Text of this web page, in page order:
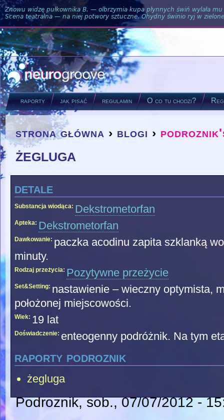
Znowu widzę pułkownika B. — olbrzymia kupa płynnych świń wylała
Scena teatralna — na niej potwory sztuczne. Ohydny świnio ryj w
raporty jak pisać regulamin O co tu chodzi?
you are here
strona główna › blogi ›
żegluga
detale
Substancja wiodąca: Dekstrometorfan
Apteka: Dekstrometorfan
Dawkowanie: paczka acodinu zapita szklanką
minuty.
Rodzaj przeżycia: Pozytywne przeżycie
Set&Setting: nastawienie – wieczny optymista,
położonej miejscowości.
Wiek: 19 lat
Doświadczenie: enteogenny podróżnik. Na tym
raporty podroznik
żegluga
Podroznik, sob., 07/07/2012 -